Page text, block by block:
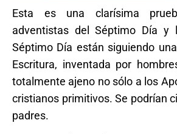
Esta es una clarísima
adventistas del Séptimo Día y
Séptimo Día están siguiendo
Escritura, inventada por
totalmente ajeno no sólo a los
cristianos primitivos. Se podrían
padres.